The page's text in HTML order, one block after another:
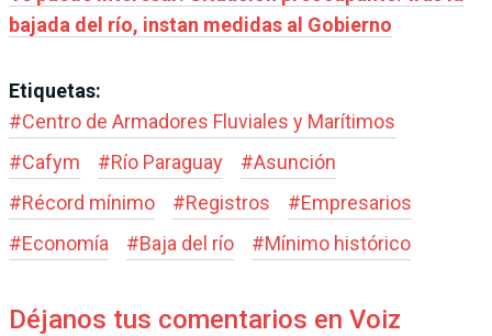
bajada del río, instan medidas al Gobierno
Etiquetas:
#Centro de Armadores Fluviales y Marítimos
#Cafym #Río Paraguay #Asunción
#Récord mínimo #Registros #Empresarios
#Economía #Baja del río #Mínimo histórico
Déjanos tus comentarios en Voiz